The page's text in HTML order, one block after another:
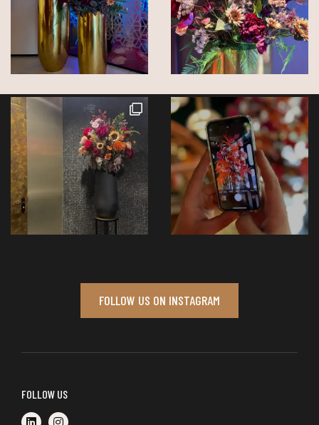
FOLLOW US ON INSTAGRAM
FOLLOW US